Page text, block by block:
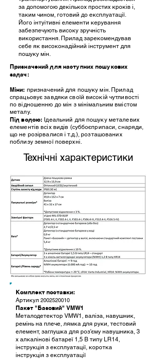
за допомогою декількох простих кроків і,
таким чином, готовий до експлуатації.
Його інтуітивні елементи керування
забезпечують високу зручність
використання. Прилад зарекомендував
себе як високонадійний інструмент для
пошуку мін.
Призначений для наступних пошукових
задач:
Міни: призначений для пошуку мін. Прилад
спрацьовує завдяки своїй високій чутливості
по відношенню до мін з мінімальним вмістом
металу.
Під водою: Ідеальний для пошуку металевих
елементів всіх видів (суббоєприпаси, снаряди,
що не розірвалися і т.д.), розташованих
поблизу земної поверхні.
Технічні характеристики
Комплект поставки:
Артикул 2002520010
Пакет "Базовий" VMW1
Металодетектор VMW1, валіза, навушник,
ремінь на плече, лямка для руки, тестовий
елемент, заглушка для роз'єму навушника, 3
x алкалінові батареї 1,5 В типу LR14,
інструкція з експлуатації, коротка
інструкція з експлуатації